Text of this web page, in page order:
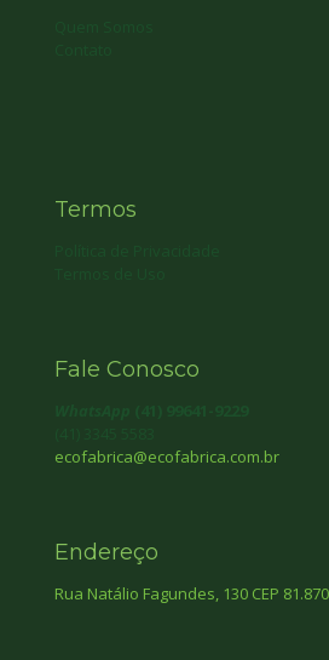
Termos
Fale Conosco
ecofabrica@ecofabrica.com.br
Endereço
Rua Natálio Fagundes, 130 CEP